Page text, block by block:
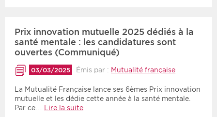
Prix innovation mutuelle 2025 dédiés à la
santé mentale : les candidatures sont
ouvertes (Communiqué)
03/03/2025 Émis par : Mutualité française
La Mutualité Française lance ses 6èmes Prix innovation
mutuelle et les dédie cette année à la santé mentale.
Par ce… Lire la suite